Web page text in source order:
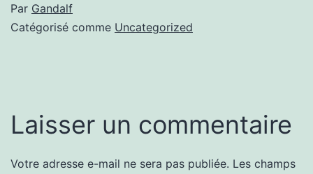
Par Gandalf
Catégorisé comme Uncategorized
Laisser un commentaire
Votre adresse e-mail ne sera pas publiée. Les champs